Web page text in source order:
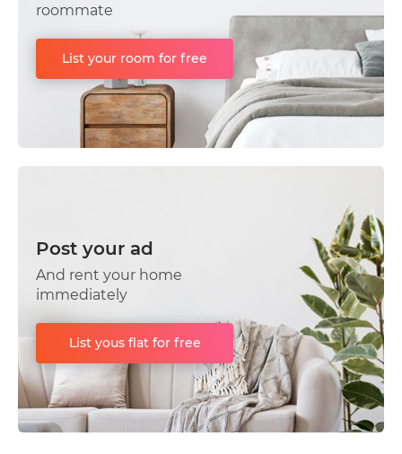
roommate
List your room for free
Post your ad
And rent your home
immediately
List yous flat for free